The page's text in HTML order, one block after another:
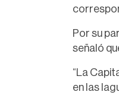
Por su
señaló
“La
en las